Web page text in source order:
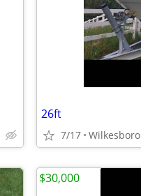
26ft
7/17 Wilkesboro
$30,000